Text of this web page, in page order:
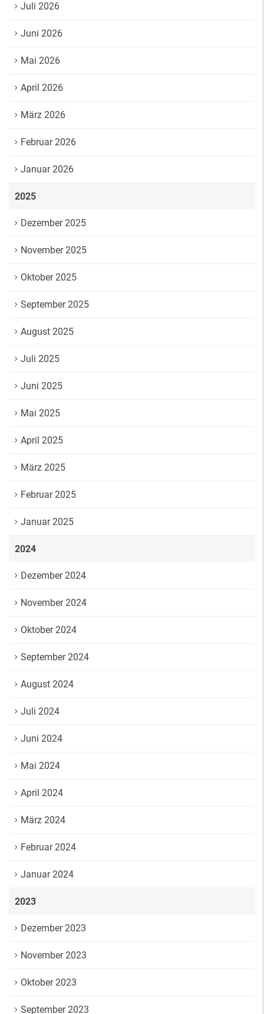
Juli 2026
Juni 2026
Mai 2026
April 2026
März 2026
Februar 2026
Januar 2026
2025
Dezember 2025
November 2025
Oktober 2025
September 2025
August 2025
Juli 2025
Juni 2025
Mai 2025
April 2025
März 2025
Februar 2025
Januar 2025
2024
Dezember 2024
November 2024
Oktober 2024
September 2024
August 2024
Juli 2024
Juni 2024
Mai 2024
April 2024
März 2024
Februar 2024
Januar 2024
2023
Dezember 2023
November 2023
Oktober 2023
September 2023